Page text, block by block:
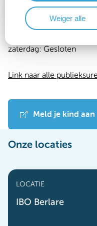
Dag
Time
zaterdag: Gesloten
Link naar alle
Meld je kind aan
Onze locaties
LOCATIE
IBO Berlare
Weiger alle